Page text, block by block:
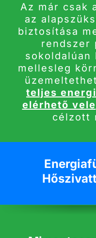
Az már csak
az
biztosítása
rendszer
sokoldalúan
mellesleg
teljes
elérhető vele
célzott